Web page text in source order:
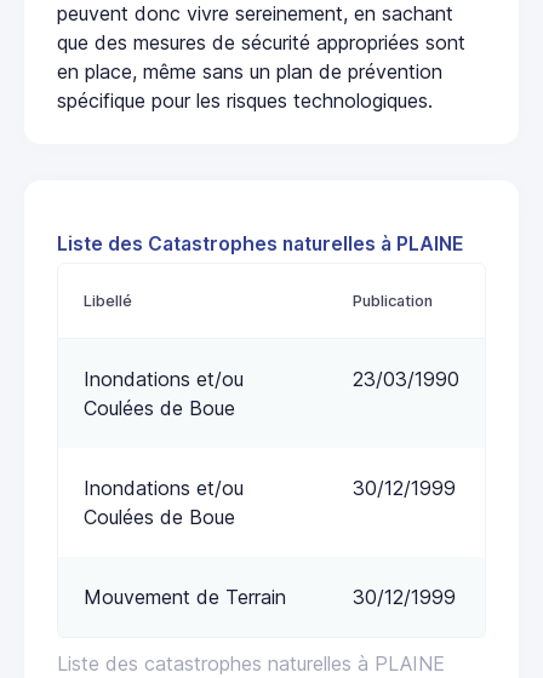
peuvent donc vivre sereinement, en sachant
que des mesures de sécurité appropriées sont
en place, même sans un plan de prévention
spécifique pour les risques technologiques.
Liste des Catastrophes naturelles à PLAINE
Liste des catastrophes naturelles à PLAINE
Libellé Publication
Inondations et/ou
Coulées de Boue
23/03/1990
Inondations et/ou
Coulées de Boue
30/12/1999
Mouvement de Terrain 30/12/1999